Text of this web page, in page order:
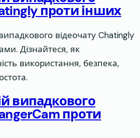
проти інших
відеочату Chatingly
Дізнайтеся, як
використання, безпека,
випадкового
проти